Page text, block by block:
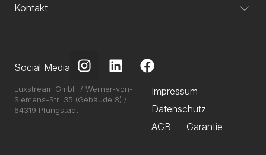
Kontakt
Social Media
Luxstream GmbH / Werner-von-
Siemens-Str. 35 (Gebäude 8) /
64319 Pfungstadt
Impressum
Datenschutz
AGB
Garantie